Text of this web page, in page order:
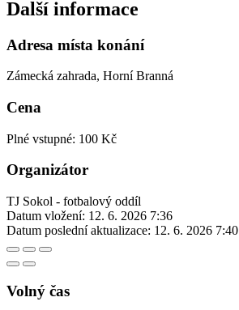
Další informace
Adresa místa konání
Zámecká zahrada, Horní Branná
Cena
Plné vstupné: 100 Kč
Organizátor
TJ Sokol - fotbalový oddíl
Datum vložení: 12. 6. 2026 7:36
Datum poslední aktualizace: 12. 6. 2026 7:40
Volný čas